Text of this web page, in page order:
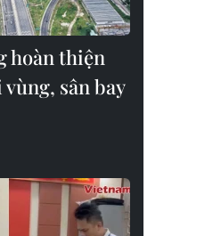
hoàn thiện
sân bay